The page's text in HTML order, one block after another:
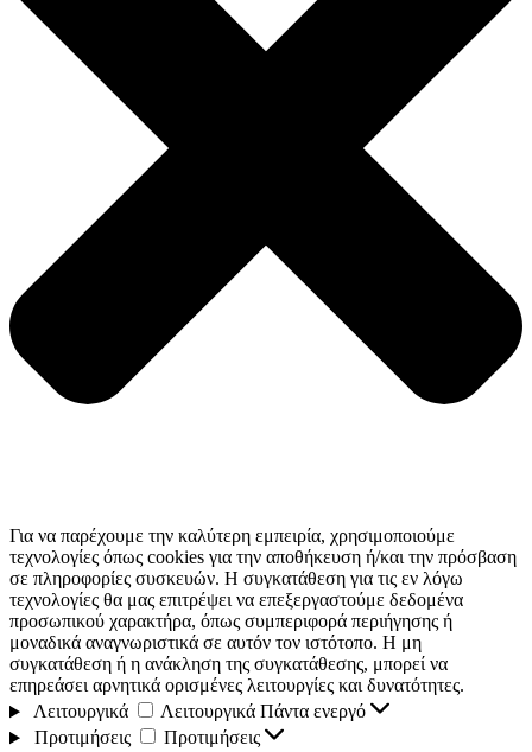
Για να παρέχουμε την καλύτερη εμπειρία, χρησιμοποιούμε
τεχνολογίες όπως cookies για την αποθήκευση ή/και την πρόσβαση
σε πληροφορίες συσκευών. Η συγκατάθεση για τις εν λόγω
τεχνολογίες θα μας επιτρέψει να επεξεργαστούμε δεδομένα
προσωπικού χαρακτήρα, όπως συμπεριφορά περιήγησης ή
μοναδικά αναγνωριστικά σε αυτόν τον ιστότοπο. Η μη
συγκατάθεση ή η ανάκληση της συγκατάθεσης, μπορεί να
επηρεάσει αρνητικά ορισμένες λειτουργίες και δυνατότητες.
Λειτουργικά
Λειτουργικά Πάντα ενεργό
Προτιμήσεις
Προτιμήσεις